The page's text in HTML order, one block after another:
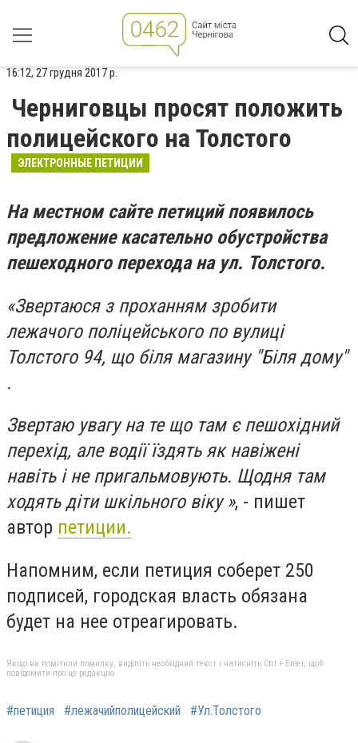
16:12, 27 грудня 2017 р.
Черниговцы просят положить
полицейского на Толстого
ЭЛЕКТРОННЫЕ ПЕТИЦИИ
На местном сайте петиций появилось
предложение касательно обустройства
пешеходного перехода на ул. Толстого.
«Звертаюся з проханням зробити
лежачого поліцейського по вулиці
Толстого 94, що біля магазину "Біля дому"
.
Звертаю увагу на те що там є пешохідний
перехід, але водії їздять як навіжені
навіть і не пригальмовують. Щодня там
ходять діти шкільного віку », - пишет
автор петиции.
Напомним, если петиция соберет 250
подписей, городская власть обязана
будет на нее отреагировать.
Якщо ви помітили помилку, виділіть необхідний текст і натисніть Ctrl + Enter, щоб
повідомити про це редакцію
#петиция #лежачийполицейский #Ул.Толстого